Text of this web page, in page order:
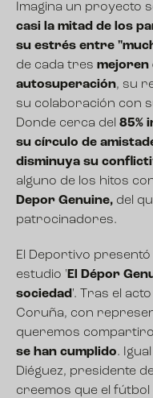
Imagina un proyecto
casi la mitad de los
su estrés entre
de cada tres mejoren
autosuperación, su
su colaboración con
Donde cerca del 85%
su círculo de
disminuya su
alguno de los hitos
Depor Genuine, del
patrocinadores.
El Deportivo
estudio ' El Dépor
sociedad '. Tras el
Coruña, con
queremos
se han cumplido.
Diéguez, presidente
creemos que el